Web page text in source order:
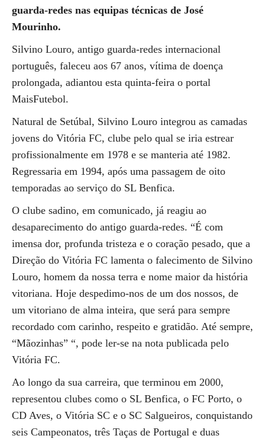
guarda-redes nas equipas técnicas de José
Mourinho.
Silvino Louro, antigo guarda-redes internacional
português, faleceu aos 67 anos, vítima de doença
prolongada, adiantou esta quinta-feira o portal
MaisFutebol.
Natural de Setúbal, Silvino Louro integrou as camadas
jovens do Vitória FC, clube pelo qual se iria estrear
profissionalmente em 1978 e se manteria até 1982.
Regressaria em 1994, após uma passagem de oito
temporadas ao serviço do SL Benfica.
O clube sadino, em comunicado, já reagiu ao
desaparecimento do antigo guarda-redes. “É com
imensa dor, profunda tristeza e o coração pesado, que a
Direção do Vitória FC lamenta o falecimento de Silvino
Louro, homem da nossa terra e nome maior da história
vitoriana. Hoje despedimo-nos de um dos nossos, de
um vitoriano de alma inteira, que será para sempre
recordado com carinho, respeito e gratidão. Até sempre,
“Mãozinhas” “, pode ler-se na nota publicada pelo
Vitória FC.
Ao longo da sua carreira, que terminou em 2000,
representou clubes como o SL Benfica, o FC Porto, o
CD Aves, o Vitória SC e o SC Salgueiros, conquistando
seis Campeonatos, três Taças de Portugal e duas